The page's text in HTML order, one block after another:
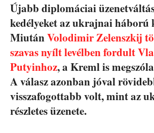
Újabb diplomáciai
kedélyeket az ukrajnai háború
MiutánVolodimir Zelenszkij
szavas nyílt levélben fordult
Putyinhoz, a Kreml is
A válasz azonban jóval
visszafogottabb volt, mint az
részletes üzenete.